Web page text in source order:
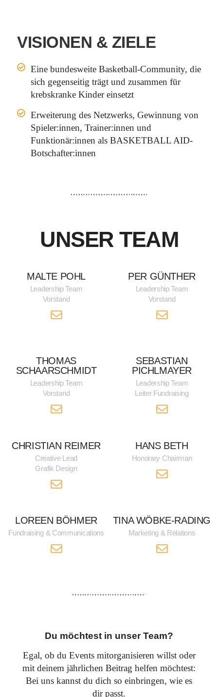
VISIONEN & ZIELE
Eine bundesweite Basketball-Community, die
sich gegenseitig trägt und zusammen für
krebskranke Kinder einsetzt
Erweiterung des Netzwerks, Gewinnung von
Spieler:innen, Trainer:innen und
Funktionär:innen als BASKETBALL AID-
Botschafter:innen
UNSER TEAM
MALTE POHL
Leadership Team
Vorstand
PER GÜNTHER
Leadership Team
Vorstand
THOMAS
SCHAARSCHMIDT
Leadership Team
Vorstand
SEBASTIAN
PICHLMAYER
Leadership Team
Leiter Fundraising
CHRISTIAN REIMER
Creative Lead
Grafik Design
HANS BETH
Honorary Chairman
LOREEN BÖHMER
Fundraising & Communications
TINA WÖBKE-RADING
Marketing & Relations
Du möchtest in unser Team?
Egal, ob du Events mitorganisieren willst oder
mit deinem jährlichen Beitrag helfen möchtest:
Bei uns kannst du dich so einbringen, wie es
dir passt.